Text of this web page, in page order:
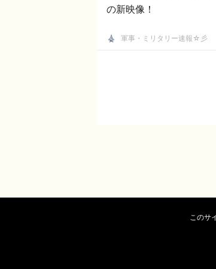
の新映像！
軍事・ミリタリー速報☆彡
このサ